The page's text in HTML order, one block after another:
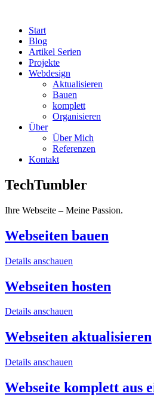
Start
Blog
Artikel Serien
Projekte
Webdesign
Aktualisieren
Bauen
komplett
Organisieren
Über
Über Mich
Referenzen
Kontakt
TechTumbler
Ihre Webseite – Meine Passion.
Webseiten bauen
Details anschauen
Webseiten hosten
Details anschauen
Webseiten aktualisieren
Details anschauen
Webseite komplett aus